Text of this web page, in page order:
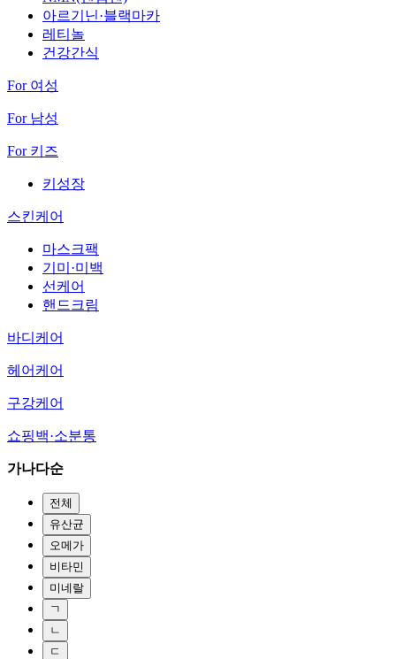
아르기닌·블랙마카
레티놀
건강간식
For 여성
For 남성
For 키즈
키성장
스킨케어
마스크팩
기미·미백
선케어
핸드크림
바디케어
헤어케어
구강케어
쇼핑백·소분통
가나다순
전체
유산균
오메가
비타민
미네랄
ㄱ
ㄴ
ㄷ